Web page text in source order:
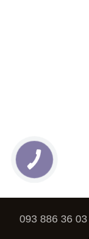
093 886 36 03